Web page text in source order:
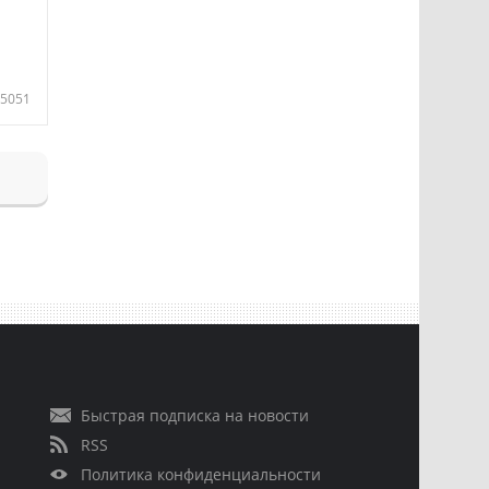
5051
Быстрая подписка на новости
RSS
Политика конфиденциальности